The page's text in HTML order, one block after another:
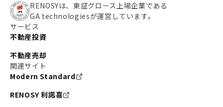
RENOSYは、東証グロース上場企業である
GA technologiesが運営しています。
サービス
不動産投資
不動産売却
関連サイト
Modern Standard
RENOSY 利諾喜